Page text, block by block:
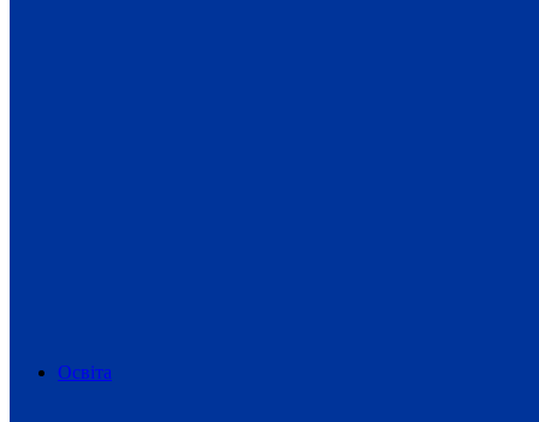
Освіта